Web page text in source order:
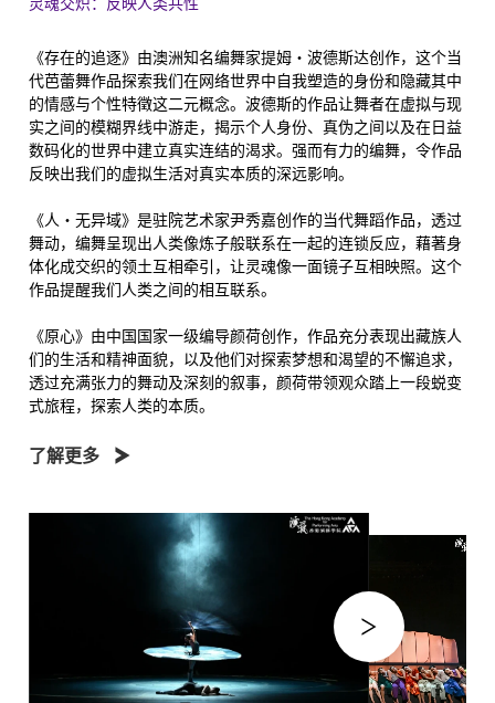
灵魂交炽：反映人类共性
《存在的追逐》由澳洲知名编舞家提姆・波德斯达创作，这个当
代芭蕾舞作品探索我们在网络世界中自我塑造的身份和隐藏其中
的情感与个性特徵这二元概念。波德斯的作品让舞者在虚拟与现
实之间的模糊界线中游走，揭示个人身份、真伪之间以及在日益
数码化的世界中建立真实连结的渴求。强而有力的编舞，令作品
反映出我们的虚拟生活对真实本质的深远影响。
《人・无异域》是驻院艺术家尹秀嘉创作的当代舞蹈作品，透过
舞动，编舞呈现出人类像炼子般联系在一起的连锁反应，藉著身
体化成交织的领土互相牵引，让灵魂像一面镜子互相映照。这个
作品提醒我们人类之间的相互联系。
《原心》由中国国家一级编导颜荷创作，作品充分表现出藏族人
们的生活和精神面貌，以及他们对探索梦想和渴望的不懈追求，
透过充满张力的舞动及深刻的叙事，颜荷带领观众踏上一段蜕变
式旅程，探索人类的本质。
了解更多